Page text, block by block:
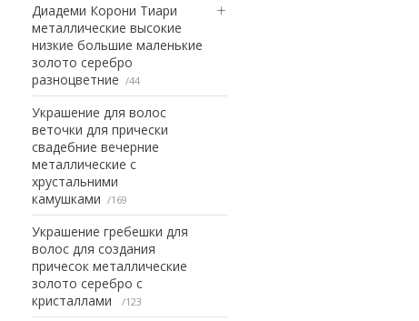
Диадеми Корони Тиари
металлические высокие
низкие большие маленькие
золото серебро
разноцветние
44
Украшение для волос
веточки для прически
свадебние вечерние
металлические с
хрустальними
камушками
169
Украшение гребешки для
волос для создания
причесок металлические
золото серебро с
кристаллами
123